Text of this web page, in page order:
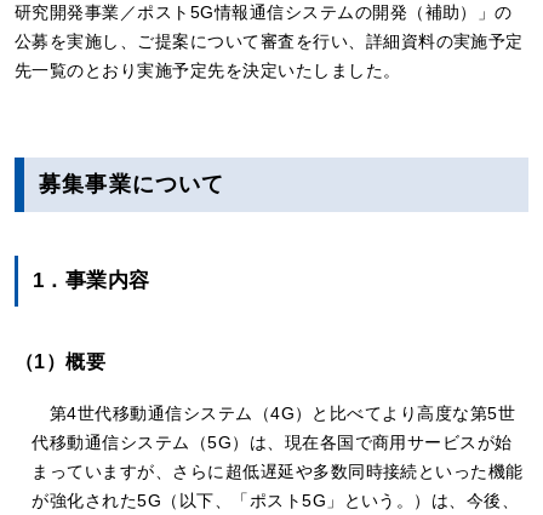
研究開発事業／ポスト5G情報通信システムの開発（補助）」の
公募を実施し、ご提案について審査を行い、詳細資料の実施予定
先一覧のとおり実施予定先を決定いたしました。
募集事業について
1．事業内容
（1）概要
第4世代移動通信システム（4G）と比べてより高度な第5世
代移動通信システム（5G）は、現在各国で商用サービスが始
まっていますが、さらに超低遅延や多数同時接続といった機能
が強化された5G（以下、「ポスト5G」という。）は、今後、